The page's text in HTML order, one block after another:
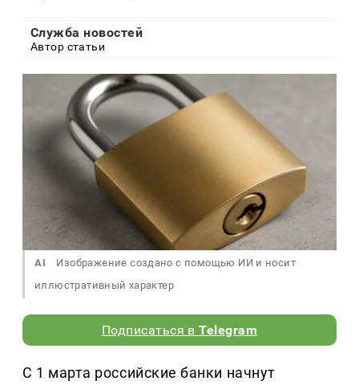
Служба новостей
Автор статьи
AI
Изображение создано с помощью ИИ и носит
иллюстративный характер
Подписаться вTelegram
С 1 марта российские банки начнут